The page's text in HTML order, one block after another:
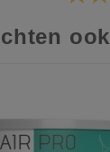
ook